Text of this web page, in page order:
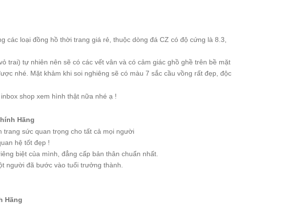
loại đồng hồ thời trang giá rẻ, thuộc dòng đá CZ có độ cứng là 8.3,
trai) tự nhiên nên sẽ có các vết vân và có cảm giác ghồ ghề trên bề mặt
nhé. Mặt khảm khi soi nghiêng sẽ có màu 7 sắc cầu vồng rất đẹp, độc
shop xem hình thật nữa nhé ạ !
Hãng
sức quan trọng cho tất cả mọi người
hệ tốt đẹp !
biệt của mình, đẳng cấp bản thân chuẩn nhất.
người đã bước vào tuổi trưởng thành.
Hãng